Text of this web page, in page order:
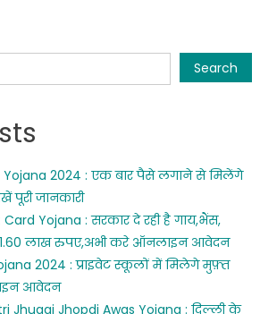
Search
Yojana 2024 : एक बार पैसे लगाने से मिलेंगे
पूरी जानकारी
Yojana : सरकार दे रही है गाय,भैंस,
लाख रुपए,अभी करे ऑनलाइन आवेदन
2024 : प्राइवेट स्कूलों में मिलेगे मुफ़्त
आवेदन
Jhuggi Jhopdi Awas Yojana : दिल्ली के